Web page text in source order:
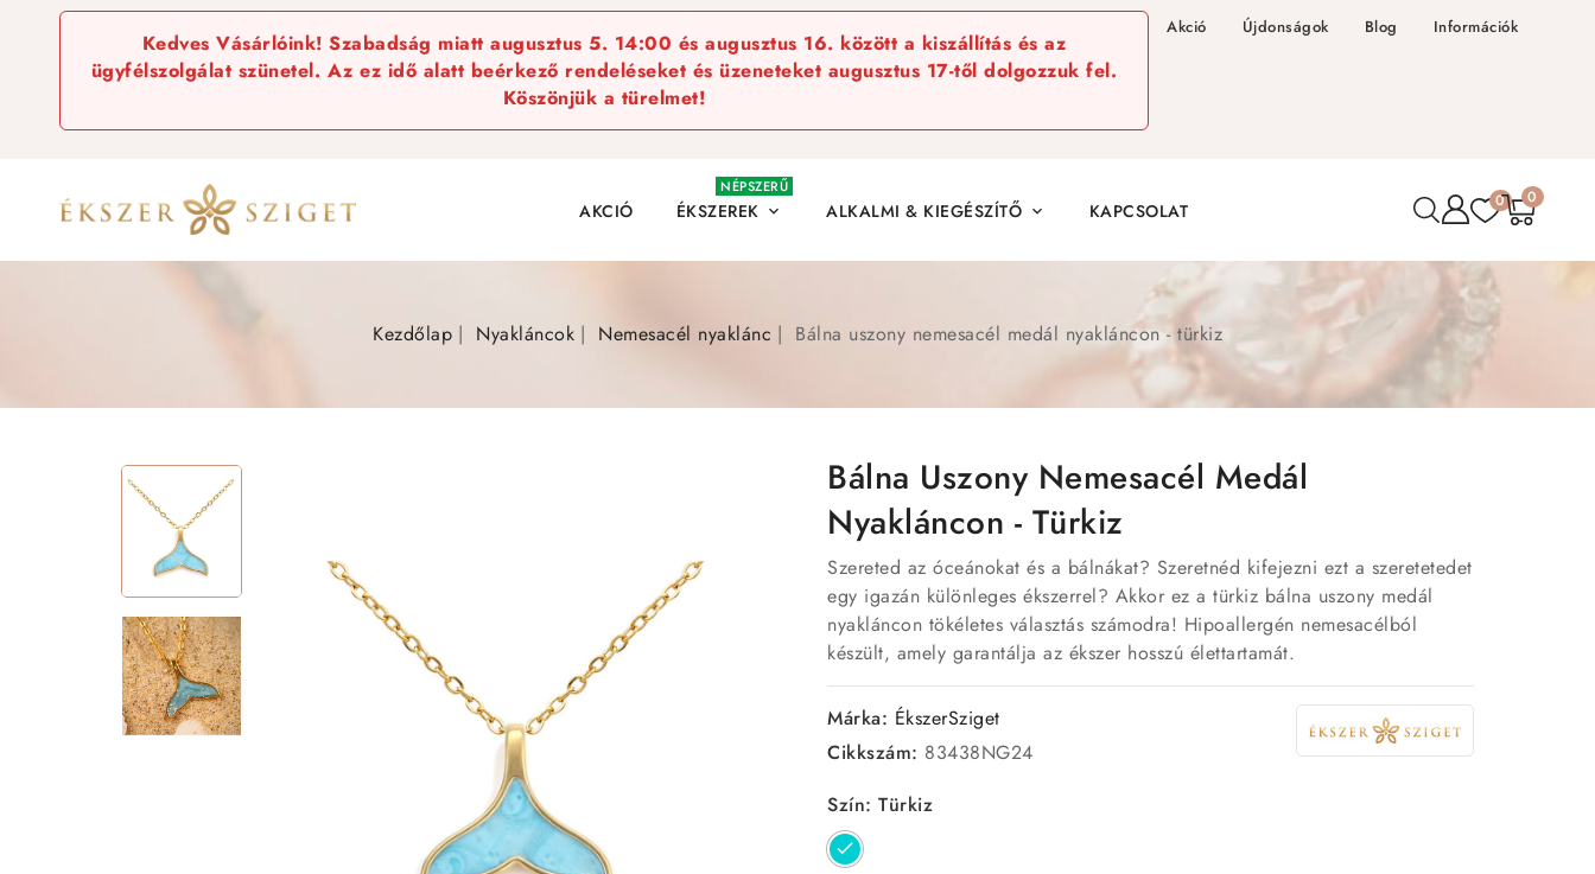
Kedves Vásárlóink! Szabadság miatt augusztus 5. 14:00 és augusztus 16. között a kiszállítás és az
ügyfélszolgálat szünetel. Az ez idő alatt beérkező rendeléseket és üzeneteket augusztus 17-től dolgozzuk fel.
Köszönjük a türelmet!
Akció Újdonságok Blog Információk
AKCIÓ ÉKSZEREK 
NÉPSZERŰ
ALKALMI & KIEGÉSZÍTŐ  KAPCSOLAT 0 0
Kezdőlap Nyakláncok Nemesacél nyaklánc Bálna uszony nemesacél medál nyakláncon - türkiz
Bálna Uszony Nemesacél Medál
Nyakláncon - Türkiz
Szereted az óceánokat és a bálnákat? Szeretnéd kifejezni ezt a szeretetedet
egy igazán különleges ékszerrel? Akkor ez a türkiz bálna uszony medál
nyakláncon tökéletes választás számodra! Hipoallergén nemesacélból
készült, amely garantálja az ékszer hosszú élettartamát.
Márka: ÉkszerSziget
Cikkszám: 83438NG24
Szín: Türkiz
Türkiz